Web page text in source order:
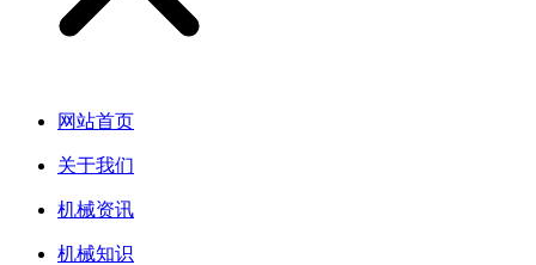
网站首页
关于我们
机械资讯
机械知识